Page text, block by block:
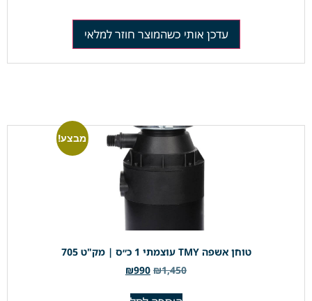
עדכן אותי כשהמוצר חוזר למלאי
מבצע!
טוחן אשפה TMY עוצמתי 1 כ״ס | מק"ט 705
₪1,450
₪990